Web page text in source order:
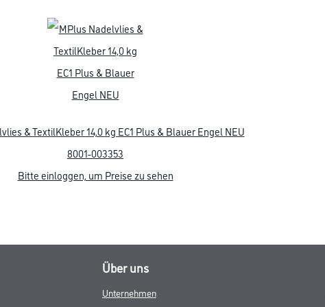
& TextilKleber 14,0 kg EC1 Plus & Blauer Engel NEU
8001-003353
Bitte einloggen, um Preise zu sehen
Über uns
Unternehmen